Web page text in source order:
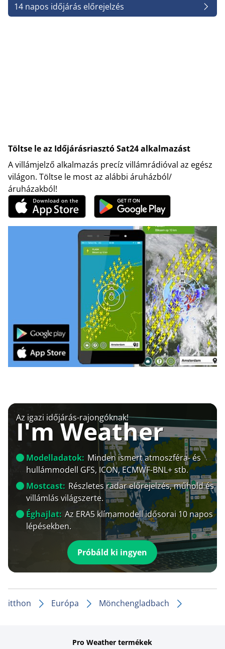
14 napos időjárás előrejelzés
Töltse le az Időjárásriasztó Sat24 alkalmazást
A villámjelző alkalmazás precíz villámrádióval az egész
világon. Töltse le most az alábbi áruházból/
áruházakból!
Az igazi időjárás-rajongóknak!
I'm Weather
Modelladatok: Minden ismert atmoszféra- és
hullámmodell GFS, ICON, ECMWF-BNL+ stb.
Mostcast: Részletes radar előrejelzés, műhold és
villámlás világszerte.
Éghajlat: Az ERA5 klímamodell idősorai 10 napos
lépésekben.
Próbáld ki ingyen
itthon Európa Mönchengladbach
Pro Weather termékek